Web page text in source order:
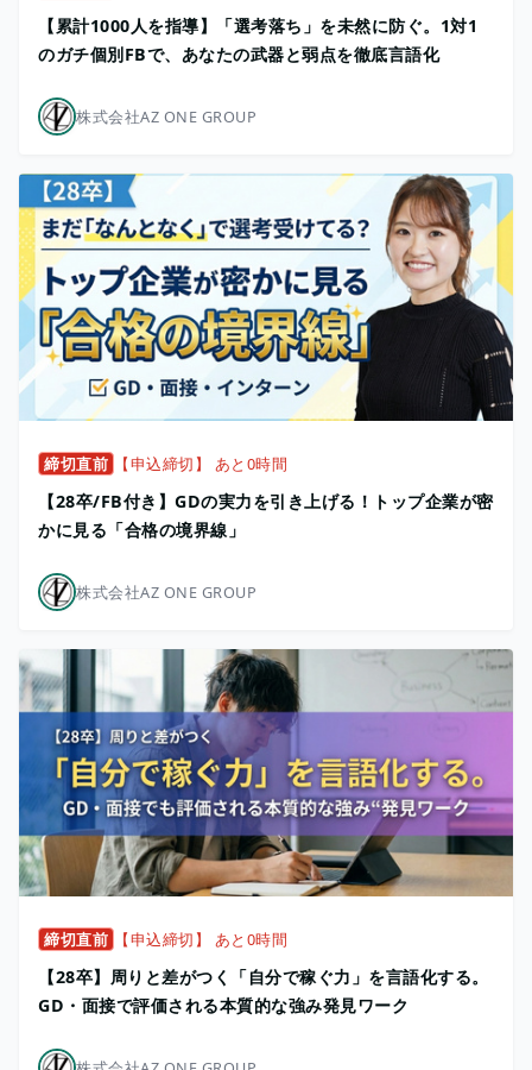
【累計1000人を指導】「選考落ち」を未然に防ぐ。1対1
のガチ個別FBで、あなたの武器と弱点を徹底言語化
株式会社AZ ONE GROUP
締切直前 【申込締切】 あと0時間
【28卒/FB付き】GDの実力を引き上げる！トップ企業が密
かに見る「合格の境界線」
株式会社AZ ONE GROUP
締切直前 【申込締切】 あと0時間
【28卒】周りと差がつく「自分で稼ぐ力」を言語化する。
GD・面接で評価される本質的な強み発見ワーク